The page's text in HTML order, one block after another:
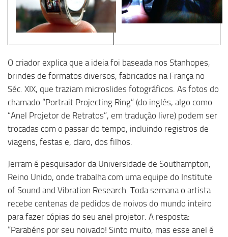
O criador explica que a ideia foi baseada nos Stanhopes,
brindes de formatos diversos, fabricados na França no
Séc. XIX, que traziam microslides fotográficos. As fotos do
chamado “Portrait Projecting Ring” (do inglês, algo como
“Anel Projetor de Retratos”, em tradução livre) podem ser
trocadas com o passar do tempo, incluindo registros de
viagens, festas e, claro, dos filhos.
Jerram é pesquisador da Universidade de Southampton,
Reino Unido, onde trabalha com uma equipe do Institute
of Sound and Vibration Research. Toda semana o artista
recebe centenas de pedidos de noivos do mundo inteiro
para fazer cópias do seu anel projetor. A resposta:
“Parabéns por seu noivado! Sinto muito, mas esse anel é